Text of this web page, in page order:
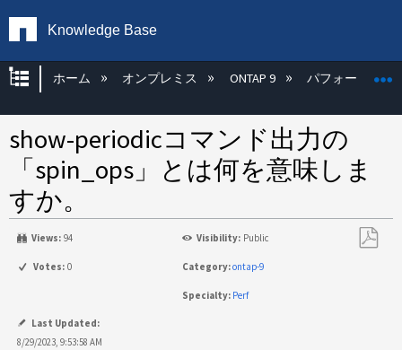
Knowledge Base
グローバル階層を展開/折りたたむ
ホーム オンプレミス ONTAP 9 パフォーマンス
show-periodicコマンド出力の
「spin_ops」とは何を意味しま
すか。
Views: 94 Visibility: Public
Votes: 0 Category:ontap-9
Specialty: Perf
Last Updated:
8/29/2023, 9:53:58 AM